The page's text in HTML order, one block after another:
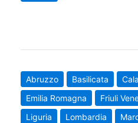
Abruzzo Basilicata
Emilia Romagna
Friuli
Liguria
Lombardia